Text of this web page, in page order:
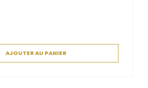
AJOUTER AU PANIER